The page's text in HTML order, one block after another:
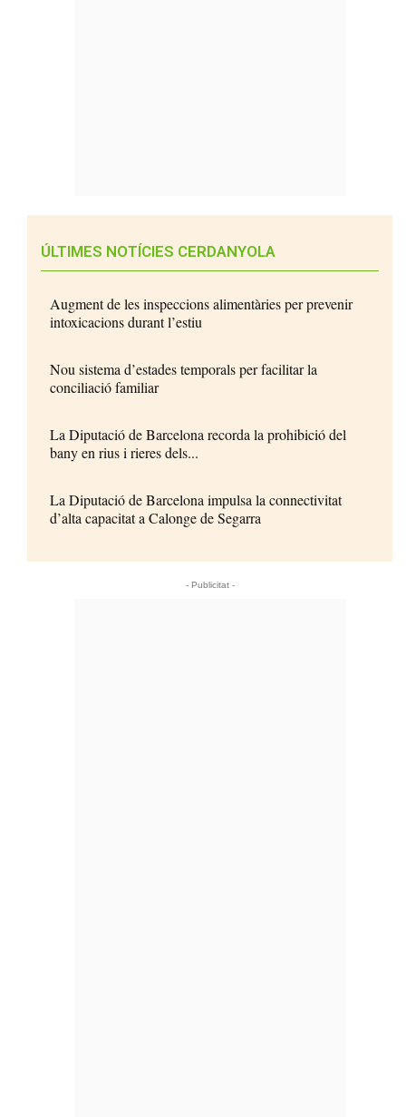
ÚLTIMES NOTÍCIES CERDANYOLA
Augment de les inspeccions alimentàries per prevenir
intoxicacions durant l’estiu
Nou sistema d’estades temporals per facilitar la
conciliació familiar
La Diputació de Barcelona recorda la prohibició del
bany en rius i rieres dels...
La Diputació de Barcelona impulsa la connectivitat
d’alta capacitat a Calonge de Segarra
- Publicitat -